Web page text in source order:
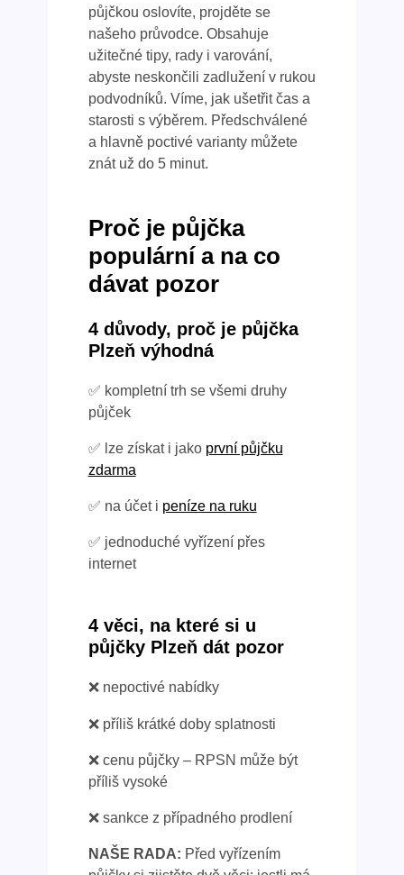
půjčkou oslovíte, projděte se
našeho průvodce. Obsahuje
užitečné tipy, rady i varování,
abyste neskončili zadlužení v rukou
podvodníků. Víme, jak ušetřit čas a
starosti s výběrem. Předschválené
a hlavně poctivé varianty můžete
znát už do 5 minut.
Proč je půjčka
populární a na co
dávat pozor
4 důvody, proč je půjčka
Plzeň výhodná
✅ kompletní trh se všemi druhy
půjček
✅ lze získat i jako první půjčku
zdarma
✅ na účet i peníze na ruku
✅ jednoduché vyřízení přes
internet
4 věci, na které si u
půjčky Plzeň dát pozor
❌ nepoctivé nabídky
❌ příliš krátké doby splatnosti
❌ cenu půjčky – RPSN může být
příliš vysoké
❌ sankce z případného prodlení
NAŠE RADA: Před vyřízením